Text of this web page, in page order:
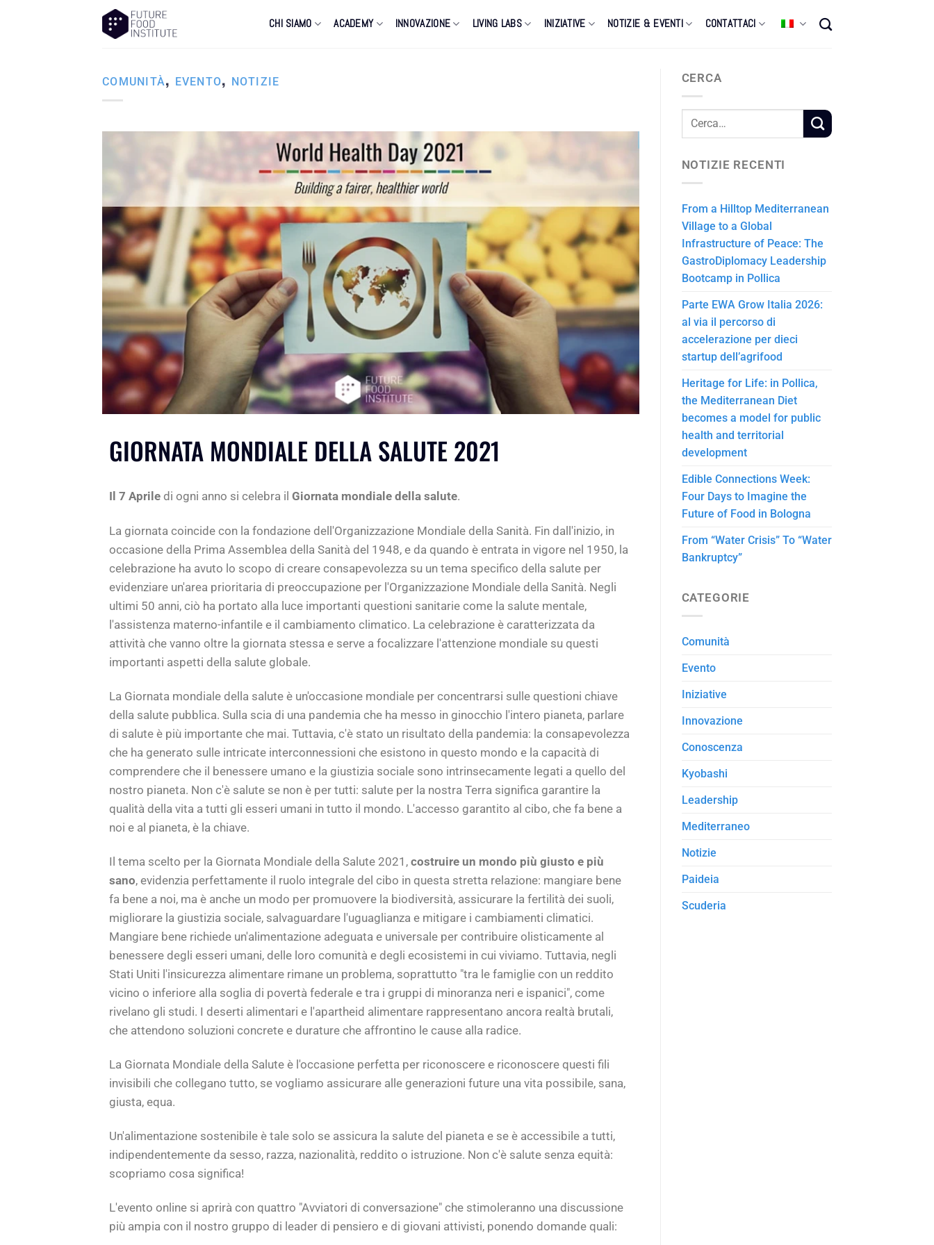
CHI SIAMO ACADEMY INNOVAZIONE LIVING LABS INIZIATIVE NOTIZIE & EVENTI CONTATTACI
COMUNITÀ, EVENTO, NOTIZIE
GIORNATA MONDIALE DELLA SALUTE 2021
Il 7 Aprile di ogni anno si celebra il Giornata mondiale della salute.
La giornata coincide con la fondazione dell'Organizzazione Mondiale della Sanità. Fin dall'inizio, in
occasione della Prima Assemblea della Sanità del 1948, e da quando è entrata in vigore nel 1950, la
celebrazione ha avuto lo scopo di creare consapevolezza su un tema specifico della salute per
evidenziare un'area prioritaria di preoccupazione per l'Organizzazione Mondiale della Sanità. Negli
ultimi 50 anni, ciò ha portato alla luce importanti questioni sanitarie come la salute mentale,
l'assistenza materno-infantile e il cambiamento climatico. La celebrazione è caratterizzata da
attività che vanno oltre la giornata stessa e serve a focalizzare l'attenzione mondiale su questi
importanti aspetti della salute globale.
La Giornata mondiale della salute è un'occasione mondiale per concentrarsi sulle questioni chiave
della salute pubblica. Sulla scia di una pandemia che ha messo in ginocchio l'intero pianeta, parlare
di salute è più importante che mai. Tuttavia, c'è stato un risultato della pandemia: la consapevolezza
che ha generato sulle intricate interconnessioni che esistono in questo mondo e la capacità di
comprendere che il benessere umano e la giustizia sociale sono intrinsecamente legati a quello del
nostro pianeta. Non c'è salute se non è per tutti: salute per la nostra Terra significa garantire la
qualità della vita a tutti gli esseri umani in tutto il mondo. L'accesso garantito al cibo, che fa bene a
noi e al pianeta, è la chiave.
Il tema scelto per la Giornata Mondiale della Salute 2021, costruire un mondo più giusto e più
sano, evidenzia perfettamente il ruolo integrale del cibo in questa stretta relazione: mangiare bene
fa bene a noi, ma è anche un modo per promuovere la biodiversità, assicurare la fertilità dei suoli,
migliorare la giustizia sociale, salvaguardare l'uguaglianza e mitigare i cambiamenti climatici.
Mangiare bene richiede un'alimentazione adeguata e universale per contribuire olisticamente al
benessere degli esseri umani, delle loro comunità e degli ecosistemi in cui viviamo. Tuttavia, negli
Stati Uniti l'insicurezza alimentare rimane un problema, soprattutto "tra le famiglie con un reddito
vicino o inferiore alla soglia di povertà federale e tra i gruppi di minoranza neri e ispanici", come
rivelano gli studi. I deserti alimentari e l'apartheid alimentare rappresentano ancora realtà brutali,
che attendono soluzioni concrete e durature che affrontino le cause alla radice.
La Giornata Mondiale della Salute è l'occasione perfetta per riconoscere e riconoscere questi fili
invisibili che collegano tutto, se vogliamo assicurare alle generazioni future una vita possibile, sana,
giusta, equa.
Un'alimentazione sostenibile è tale solo se assicura la salute del pianeta e se è accessibile a tutti,
indipendentemente da sesso, razza, nazionalità, reddito o istruzione. Non c'è salute senza equità:
scopriamo cosa significa!
L'evento online si aprirà con quattro "Avviatori di conversazione" che stimoleranno una discussione
più ampia con il nostro gruppo di leader di pensiero e di giovani attivisti, ponendo domande quali:
CERCA
NOTIZIE RECENTI
From a Hilltop Mediterranean
Village to a Global
Infrastructure of Peace: The
GastroDiplomacy Leadership
Bootcamp in Pollica
Parte EWA Grow Italia 2026:
al via il percorso di
accelerazione per dieci
startup dell’agrifood
Heritage for Life: in Pollica,
the Mediterranean Diet
becomes a model for public
health and territorial
development
Edible Connections Week:
Four Days to Imagine the
Future of Food in Bologna
From “Water Crisis” To “Water
Bankruptcy”
CATEGORIE
Comunità
Evento
Iniziative
Innovazione
Conoscenza
Kyobashi
Leadership
Mediterraneo
Notizie
Paideia
Scuderia